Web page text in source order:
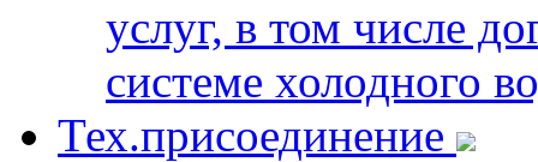
услуг, в том числе
системе холодного
Тех.присоединение